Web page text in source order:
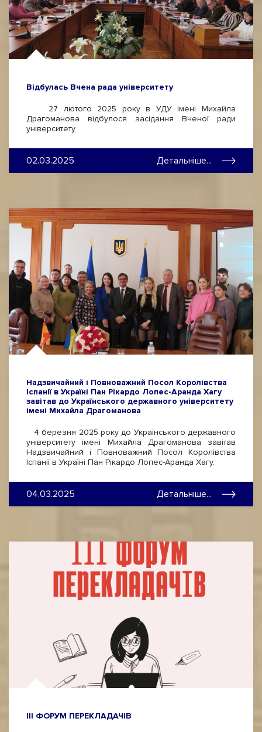
Відбулась Вчена рада університету
27 лютого 2025 року в УДУ імені Михайла
Драгоманова відбулося засідання Вченої ради
університету.
02.03.2025 Детальніше...
Надзвичайний і Повноважний Посол Королівства
Іспанії в Україні Пан Рікардо Лопес-Аранда Хагу
завітав до Українського державного університету
імені Михайла Драгоманова
4 березня 2025 року до Українського державного
університету імені Михайла Драгоманова завітав
Надзвичайний і Повноважний Посол Королівства
Іспанії в Україні Пан Рікардо Лопес-Аранда Хагу.
04.03.2025 Детальніше...
III ФОРУМ ПЕРЕКЛАДАЧІВ